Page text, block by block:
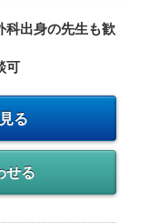
科出身の先生も歓
る
せる